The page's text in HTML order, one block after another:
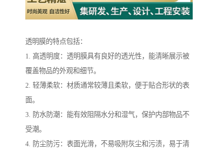
透明膜的特点包括：
1. 高透明度：透明膜具有良好的透光性，能清晰展示被
覆盖物品的外观和细节。
2. 轻薄柔软：材质通常较薄且柔软，便于贴合形状的表
面。
3. 防水防潮：能有效阻隔水分和湿气，保护内部物品不
受潮。
4. 防尘防污：表面光滑，不易吸附灰尘和污渍，易于清